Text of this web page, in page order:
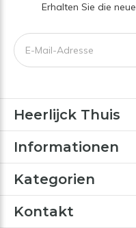
Erhalten Sie die
Heerlijck Thuis
Informationen
Kategorien
Kontakt